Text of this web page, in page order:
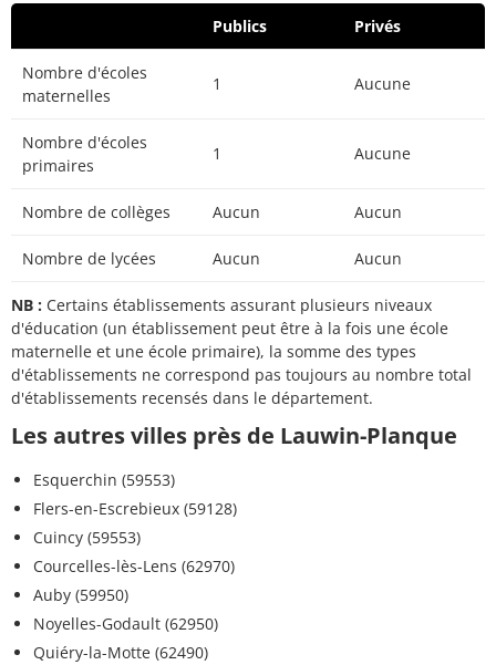
Publics Privés
Nombre d'écoles
maternelles
1 Aucune
Nombre d'écoles
primaires
1 Aucune
Nombre de collèges Aucun Aucun
Nombre de lycées Aucun Aucun
NB : Certains établissements assurant plusieurs niveaux
d'éducation (un établissement peut être à la fois une école
maternelle et une école primaire), la somme des types
d'établissements ne correspond pas toujours au nombre total
d'établissements recensés dans le département.
Les autres villes près de Lauwin-Planque
Esquerchin (59553)
Flers-en-Escrebieux (59128)
Cuincy (59553)
Courcelles-lès-Lens (62970)
Auby (59950)
Noyelles-Godault (62950)
Quiéry-la-Motte (62490)